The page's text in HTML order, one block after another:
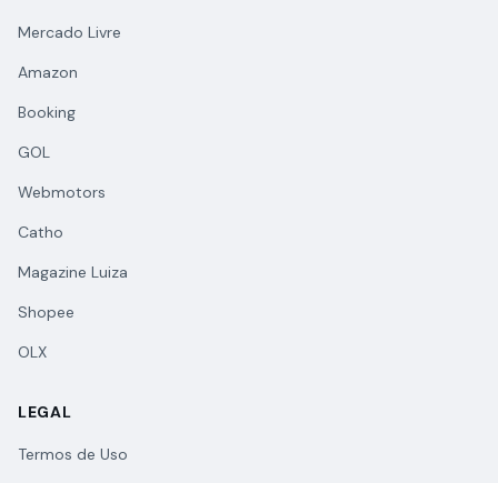
Mercado Livre
Amazon
Booking
GOL
Webmotors
Catho
Magazine Luiza
Shopee
OLX
LEGAL
Termos de Uso